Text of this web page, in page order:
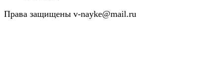
Права защищены v-nayke@mail.ru